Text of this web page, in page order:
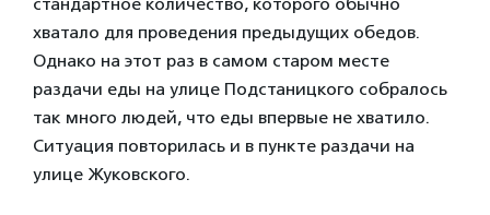
хватало для проведения предыдущих обедов.
Однако на этот раз в самом старом месте
раздачи еды на улице Подстаницкого собралось
так много людей, что еды впервые не хватило.
Ситуация повторилась и в пункте раздачи на
улице Жуковского.